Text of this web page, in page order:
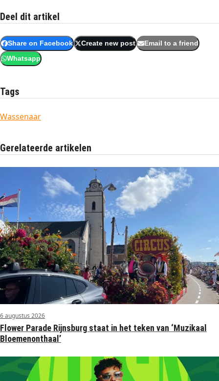
Deel dit artikel
Share on Facebook Create new post Email to a friend
Whatsapp
Tags
Wassenaar
Gerelateerde artikelen
6 augustus 2026
Flower Parade Rijnsburg staat in het teken van ‘Muzikaal
Bloemenonthaal’